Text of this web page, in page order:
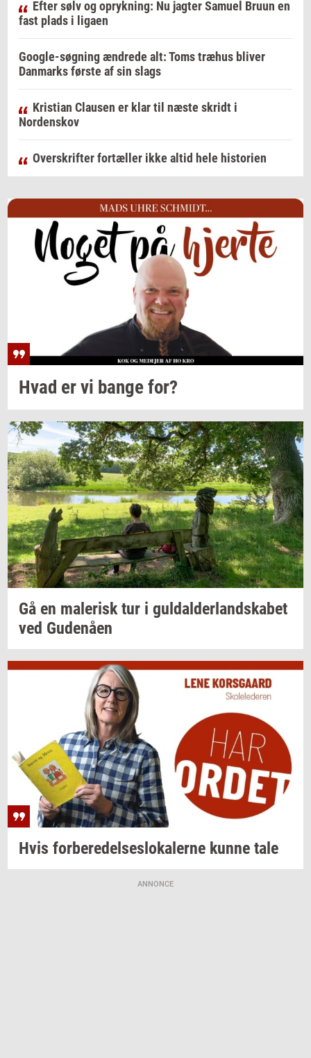
Efter sølv og oprykning: Nu jagter Samuel Bruun en
fast plads i ligaen
Google-søgning ændrede alt: Toms træhus bliver
Danmarks første af sin slags
Kristian Clausen er klar til næste skridt i
Nordenskov
Overskrifter fortæller ikke altid hele historien
Hvad er vi bange for?
Gå en ma­le­risktur i gul­dal­der­land­ska­bet
ved Gu­denå­en
Hvis for­be­re­del­ses­lo­ka­ler­ne kunne tale
ANNONCE